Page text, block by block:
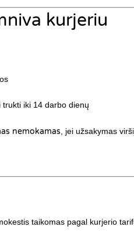
kurjeriu
iki 14 darbo dienų
nemokamas , jei užsakymas
taikomas pagal kurjerio